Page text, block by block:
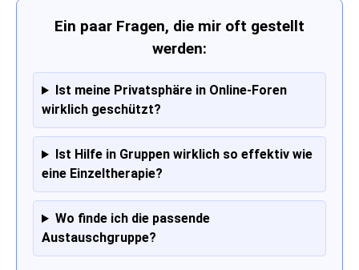
Ein paar Fragen, die mir oft gestellt
werden:
Ist meine Privatsphäre in Online-Foren
wirklich geschützt?
Ist Hilfe in Gruppen wirklich so effektiv wie
eine Einzeltherapie?
Wo finde ich die passende
Austauschgruppe?